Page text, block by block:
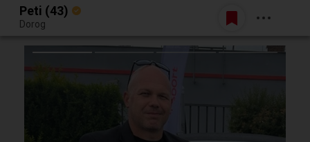
Egy jó randiból bármi lehet.
Belépés
Peti (43)
Dorog